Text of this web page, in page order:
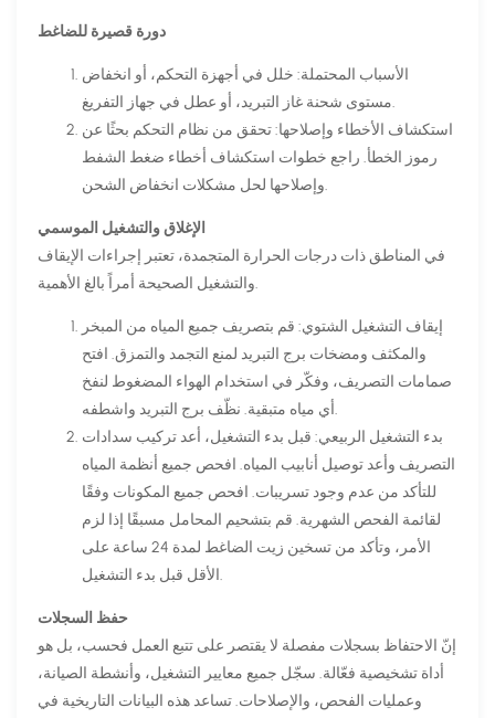
دورة قصيرة للضاغط
الأسباب المحتملة: خلل في أجهزة التحكم، أو انخفاض
مستوى شحنة غاز التبريد، أو عطل في جهاز التفريغ.
استكشاف الأخطاء وإصلاحها: تحقق من نظام التحكم بحثًا عن
رموز الخطأ. راجع خطوات استكشاف أخطاء ضغط الشفط
وإصلاحها لحل مشكلات انخفاض الشحن.
الإغلاق والتشغيل الموسمي
في المناطق ذات درجات الحرارة المتجمدة، تعتبر إجراءات الإيقاف
والتشغيل الصحيحة أمراً بالغ الأهمية.
إيقاف التشغيل الشتوي: قم بتصريف جميع المياه من المبخر
والمكثف ومضخات برج التبريد لمنع التجمد والتمزق. افتح
صمامات التصريف، وفكّر في استخدام الهواء المضغوط لنفخ
أي مياه متبقية. نظّف برج التبريد واشطفه.
بدء التشغيل الربيعي: قبل بدء التشغيل، أعد تركيب سدادات
التصريف وأعد توصيل أنابيب المياه. افحص جميع أنظمة المياه
للتأكد من عدم وجود تسريبات. افحص جميع المكونات وفقًا
لقائمة الفحص الشهرية. قم بتشحيم المحامل مسبقًا إذا لزم
الأمر، وتأكد من تسخين زيت الضاغط لمدة 24 ساعة على
الأقل قبل بدء التشغيل.
حفظ السجلات
إنّ الاحتفاظ بسجلات مفصلة لا يقتصر على تتبع العمل فحسب، بل هو
أداة تشخيصية فعّالة. سجّل جميع معايير التشغيل، وأنشطة الصيانة،
وعمليات الفحص، والإصلاحات. تساعد هذه البيانات التاريخية في